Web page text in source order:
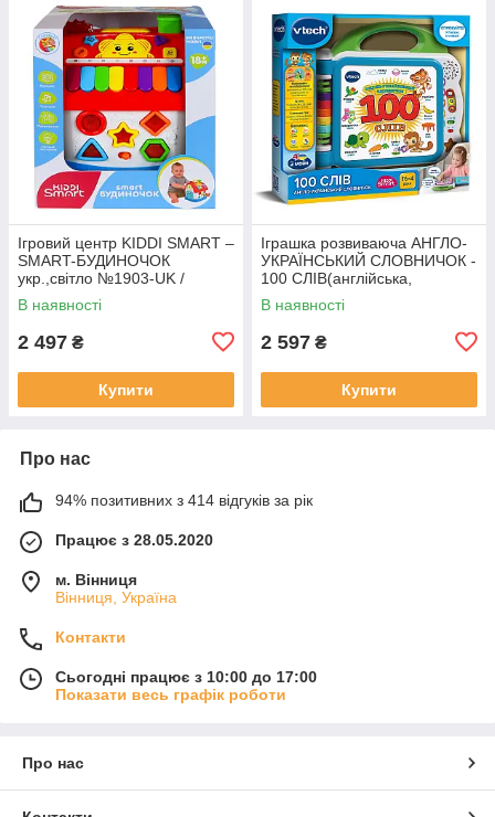
Ігровий центр KIDDI SMART –
SMART-БУДИНОЧОК
укр.,світло №1903-UK /
КіддіСвіт/
В наявності
2 497 ₴
Купити
Іграшка розвиваюча АНГЛО-
УКРАЇНСЬКИЙ СЛОВНИЧОК -
100 СЛІВ(англійська,
українська) №80-601576/
КіддіСвіт/
В наявності
2 597 ₴
Купити
Про нас
94% позитивних з 414 відгуків за рік
Працює з 28.05.2020
м. Вінниця
Вінниця, Україна
Контакти
Сьогодні працює з 10:00 до 17:00
Показати весь графік роботи
Про нас